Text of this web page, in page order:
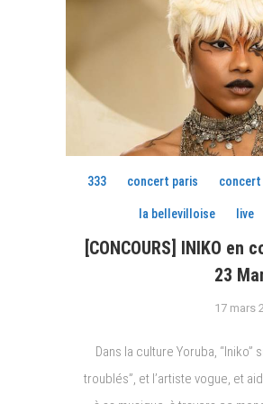
333 concert paris concert
la bellevilloise live
[CONCOURS] INIKO
23
17 mars
Dans la culture Yoruba,
troublés”, et l’artiste vogue, et